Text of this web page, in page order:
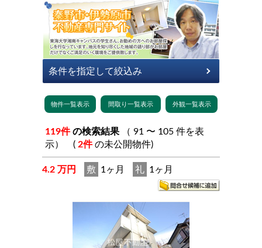
119件 の検索結果
示） ( 2件 の未公開物件)
4.2 万円 敷 1ヶ月 礼 1ヶ月